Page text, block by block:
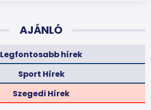
AJÁNLÓ
Legfontosabb hírek
Sport Hírek
Szegedi Hírek